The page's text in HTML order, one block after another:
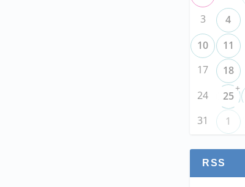
3
4
10
11
17
18
24
25
+
31
1
RSS